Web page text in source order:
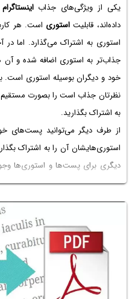
یکی از ویژگی‌های جذاباینستاگرام
داده‌اند، قابلیت استوری است. هر
استوری به اشتراک می‌گذارد. اما
جذاب‌تر به استوری اضافه شده و
خود و دیگران بوسیله استوری است.
نظرتان جذاب است را بصورت
به اشتراک بگذارید.
از طرف دیگر می‌توانید پست‌های
استوری‌هایشان آن را به اشتراک
دیگری برای پست‌ها و استوری‌ها
کرد.